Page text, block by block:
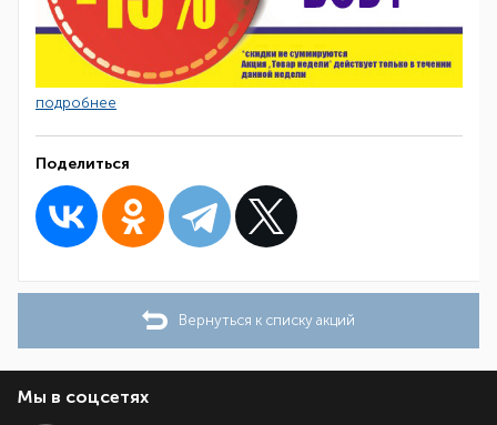
подробнее
Поделиться
Вернуться к списку акций
Мы в соцсетях